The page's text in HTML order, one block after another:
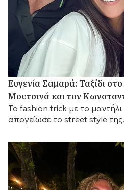
Ευγενία Σαμαρά: Ταξίδι
Μουτσινά και τον
Το fashion trick με το
απογείωσε το street style της.